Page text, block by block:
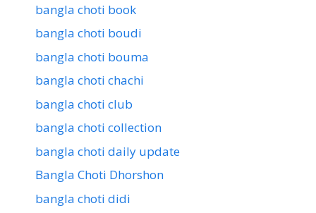
bangla choti book
bangla choti boudi
bangla choti bouma
bangla choti chachi
bangla choti club
bangla choti collection
bangla choti daily update
Bangla Choti Dhorshon
bangla choti didi